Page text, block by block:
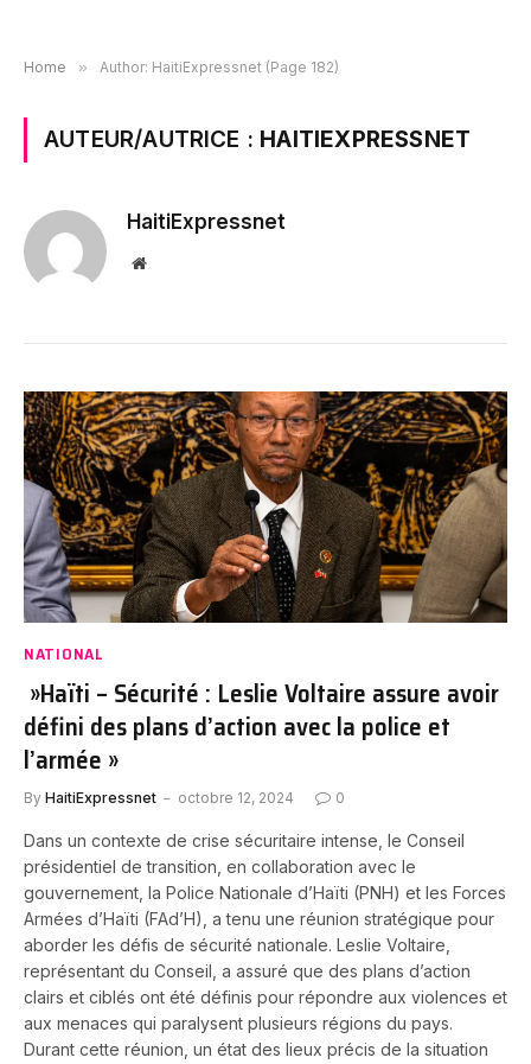
Home » Author: HaitiExpressnet (Page 182)
AUTEUR/AUTRICE : HAITIEXPRESSNET
HaitiExpressnet
Website
NATIONAL
»Haïti – Sécurité : Leslie Voltaire assure avoir
défini des plans d’action avec la police et
l’armée »
By HaitiExpressnet octobre 12, 2024 0
Dans un contexte de crise sécuritaire intense, le Conseil
présidentiel de transition, en collaboration avec le
gouvernement, la Police Nationale d’Haïti (PNH) et les Forces
Armées d’Haïti (FAd’H), a tenu une réunion stratégique pour
aborder les défis de sécurité nationale. Leslie Voltaire,
représentant du Conseil, a assuré que des plans d’action
clairs et ciblés ont été définis pour répondre aux violences et
aux menaces qui paralysent plusieurs régions du pays.
Durant cette réunion, un état des lieux précis de la situation